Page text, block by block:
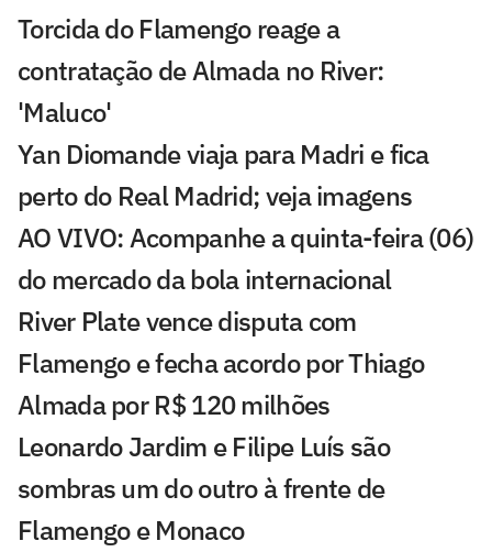
Torcida do Flamengo reage a
contratação de Almada no River:
'Maluco'
Yan Diomande viaja para Madri e fica
perto do Real Madrid; veja imagens
AO VIVO: Acompanhe a quinta-feira (06)
do mercado da bola internacional
River Plate vence disputa com
Flamengo e fecha acordo por Thiago
Almada por R$ 120 milhões
Leonardo Jardim e Filipe Luís são
sombras um do outro à frente de
Flamengo e Monaco